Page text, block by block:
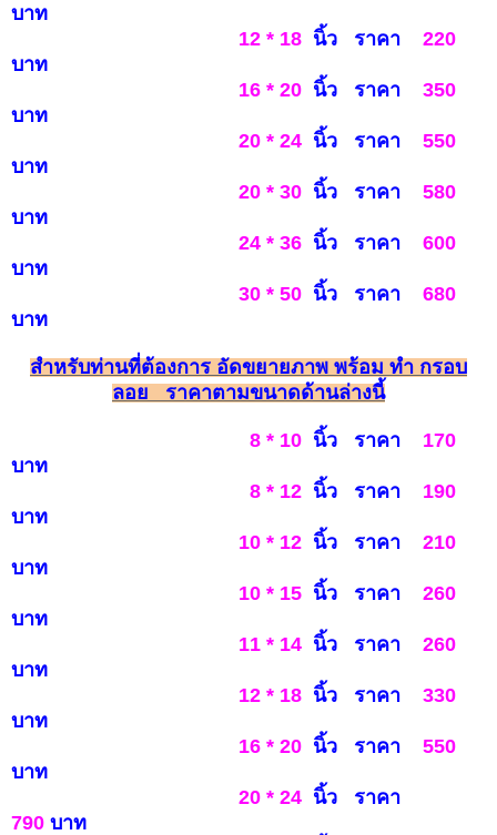
บาท
12 * 18 นิ้ว ราคา 220
บาท
16 * 20 นิ้ว ราคา 350
บาท
20 * 24 นิ้ว ราคา
550
บาท
20 * 30 นิ้ว ราคา 580
บาท
24 * 36 นิ้ว ราคา 600
บาท
30 * 50 นิ้ว ราคา 680
บาท
สำหรับท่านที่ต้องการ อัดขยายภาพ พร้อม ทำ กรอบ
ลอย ราคาตามขนาดด้านล่างนี้
8 * 10 นิ้ว ราคา 170
บาท
8 * 12 นิ้ว ราคา 190
บาท
10 * 12 นิ้ว ราคา 210
บาท
10 * 15 นิ้ว ราคา 260
บาท
11 * 14 นิ้ว ราคา
260
บาท
12 * 18 นิ้ว ราคา 330
บาท
16 * 20 นิ้ว ราคา 550
บาท
20 * 24 นิ้ว ราคา
790 บาท